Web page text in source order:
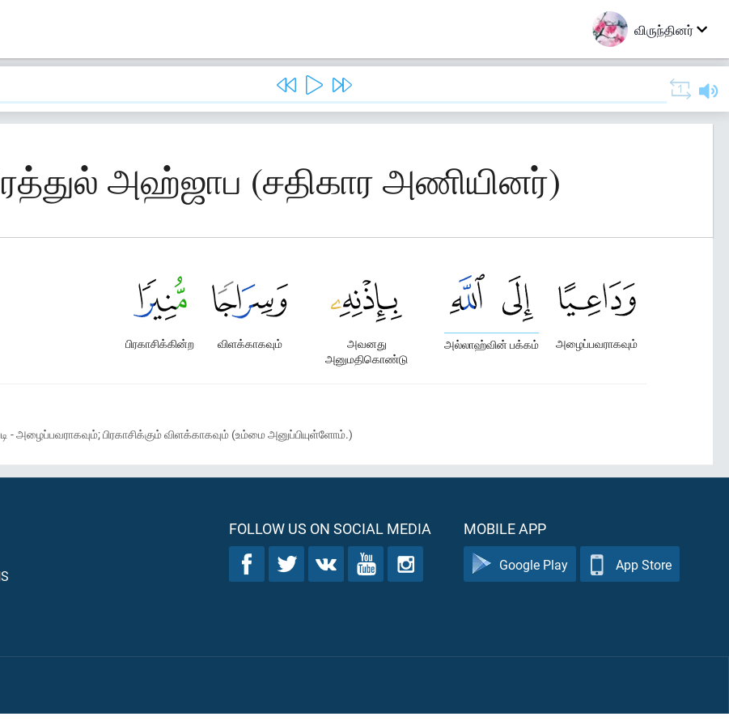
விருந்தினர்
அஹ்ஜாப (சதிகார அணியினர்)
அழைப்பவராகவும்
அல்லாஹ்வின் பக்கம்
அவனது
அனுமதிகொண்டு
விளக்காகவும்
பிரகாசிக்கின்ற
பிரகாசிக்கும் விளக்காகவும் (உம்மை அனுப்பியுள்ளோம்.)
FOLLOW US ON SOCIAL MEDIA MOBILE APP
Google Play App Store